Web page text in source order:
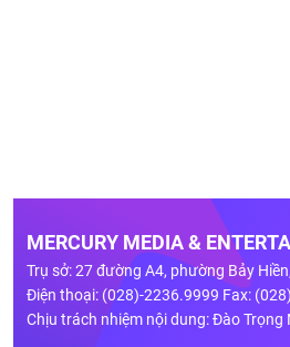
MERCURY MEDIA &
Trụ sở: 27 đường A4, phường Bảy
Điện thoại: (028)-2236.9999 Fax:
Chịu trách nhiệm nội dung: Đào Trọng